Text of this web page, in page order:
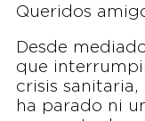
Queridos
Desde
que
crisis
ha parado ni